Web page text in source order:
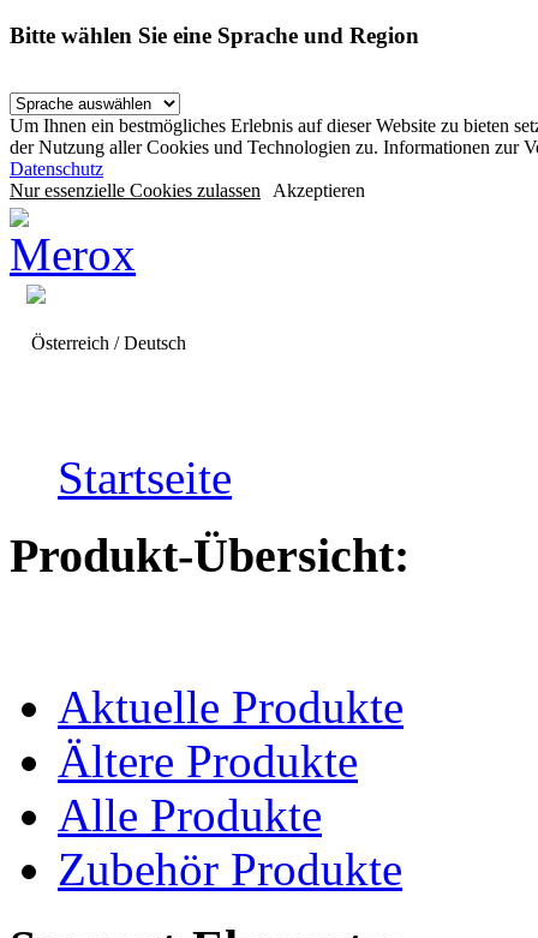
Bitte wählen Sie eine Sprache und Region
Um Ihnen ein bestmögliches Erlebnis auf dieser Website zu bieten
der Nutzung aller Cookies und Technologien zu. Informationen zur
Datenschutz
Nur essenzielle Cookies zulassen Akzeptieren
Österreich / Deutsch
Startseite
Produkt-Übersicht:
Aktuelle Produkte
Ältere Produkte
Alle Produkte
Zubehör Produkte